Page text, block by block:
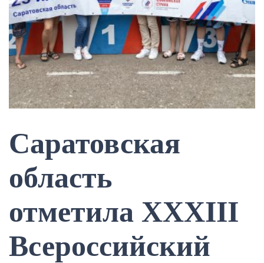
Саратовская
область
отметила XXXIII
Всероссийский